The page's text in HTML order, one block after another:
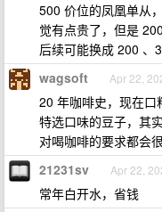
500 价位的凤凰单从
觉有点贵了，但是
后续可能换成 200 、
wagsoft Apr 22,
20 年咖啡史，现在口
特选口味的豆子，其
对喝咖啡的要求都会
21231sv Apr 22,
常年白开水，省钱